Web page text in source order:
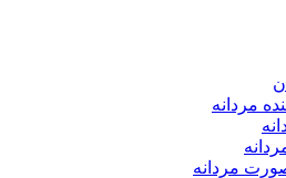
مردانه
مردانه